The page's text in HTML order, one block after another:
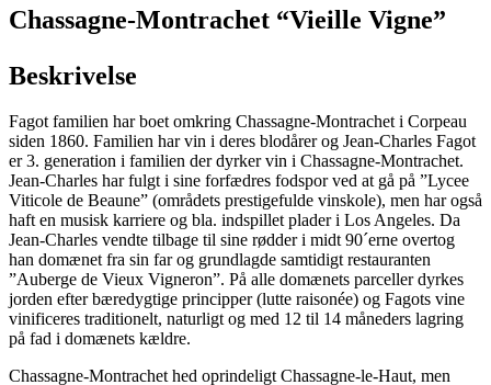
Chassagne-Montrachet “Vieille Vigne”
Beskrivelse
Fagot familien har boet omkring Chassagne-Montrachet i Corpeau
siden 1860. Familien har vin i deres blodårer og Jean-Charles Fagot
er 3. generation i familien der dyrker vin i Chassagne-Montrachet.
Jean-Charles har fulgt i sine forfædres fodspor ved at gå på ”Lycee
Viticole de Beaune” (områdets prestigefulde vinskole), men har også
haft en musisk karriere og bla. indspillet plader i Los Angeles. Da
Jean-Charles vendte tilbage til sine rødder i midt 90´erne overtog
han domænet fra sin far og grundlagde samtidigt restauranten
”Auberge de Vieux Vigneron”. På alle domænets parceller dyrkes
jorden efter bæredygtige principper (lutte raisonée) og Fagots vine
vinificeres traditionelt, naturligt og med 12 til 14 måneders lagring
på fad i domænets kældre.
Chassagne-Montrachet hed oprindeligt Chassagne-le-Haut, men